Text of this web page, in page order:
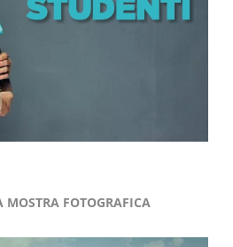
MOSTRA FOTOGRAFICA